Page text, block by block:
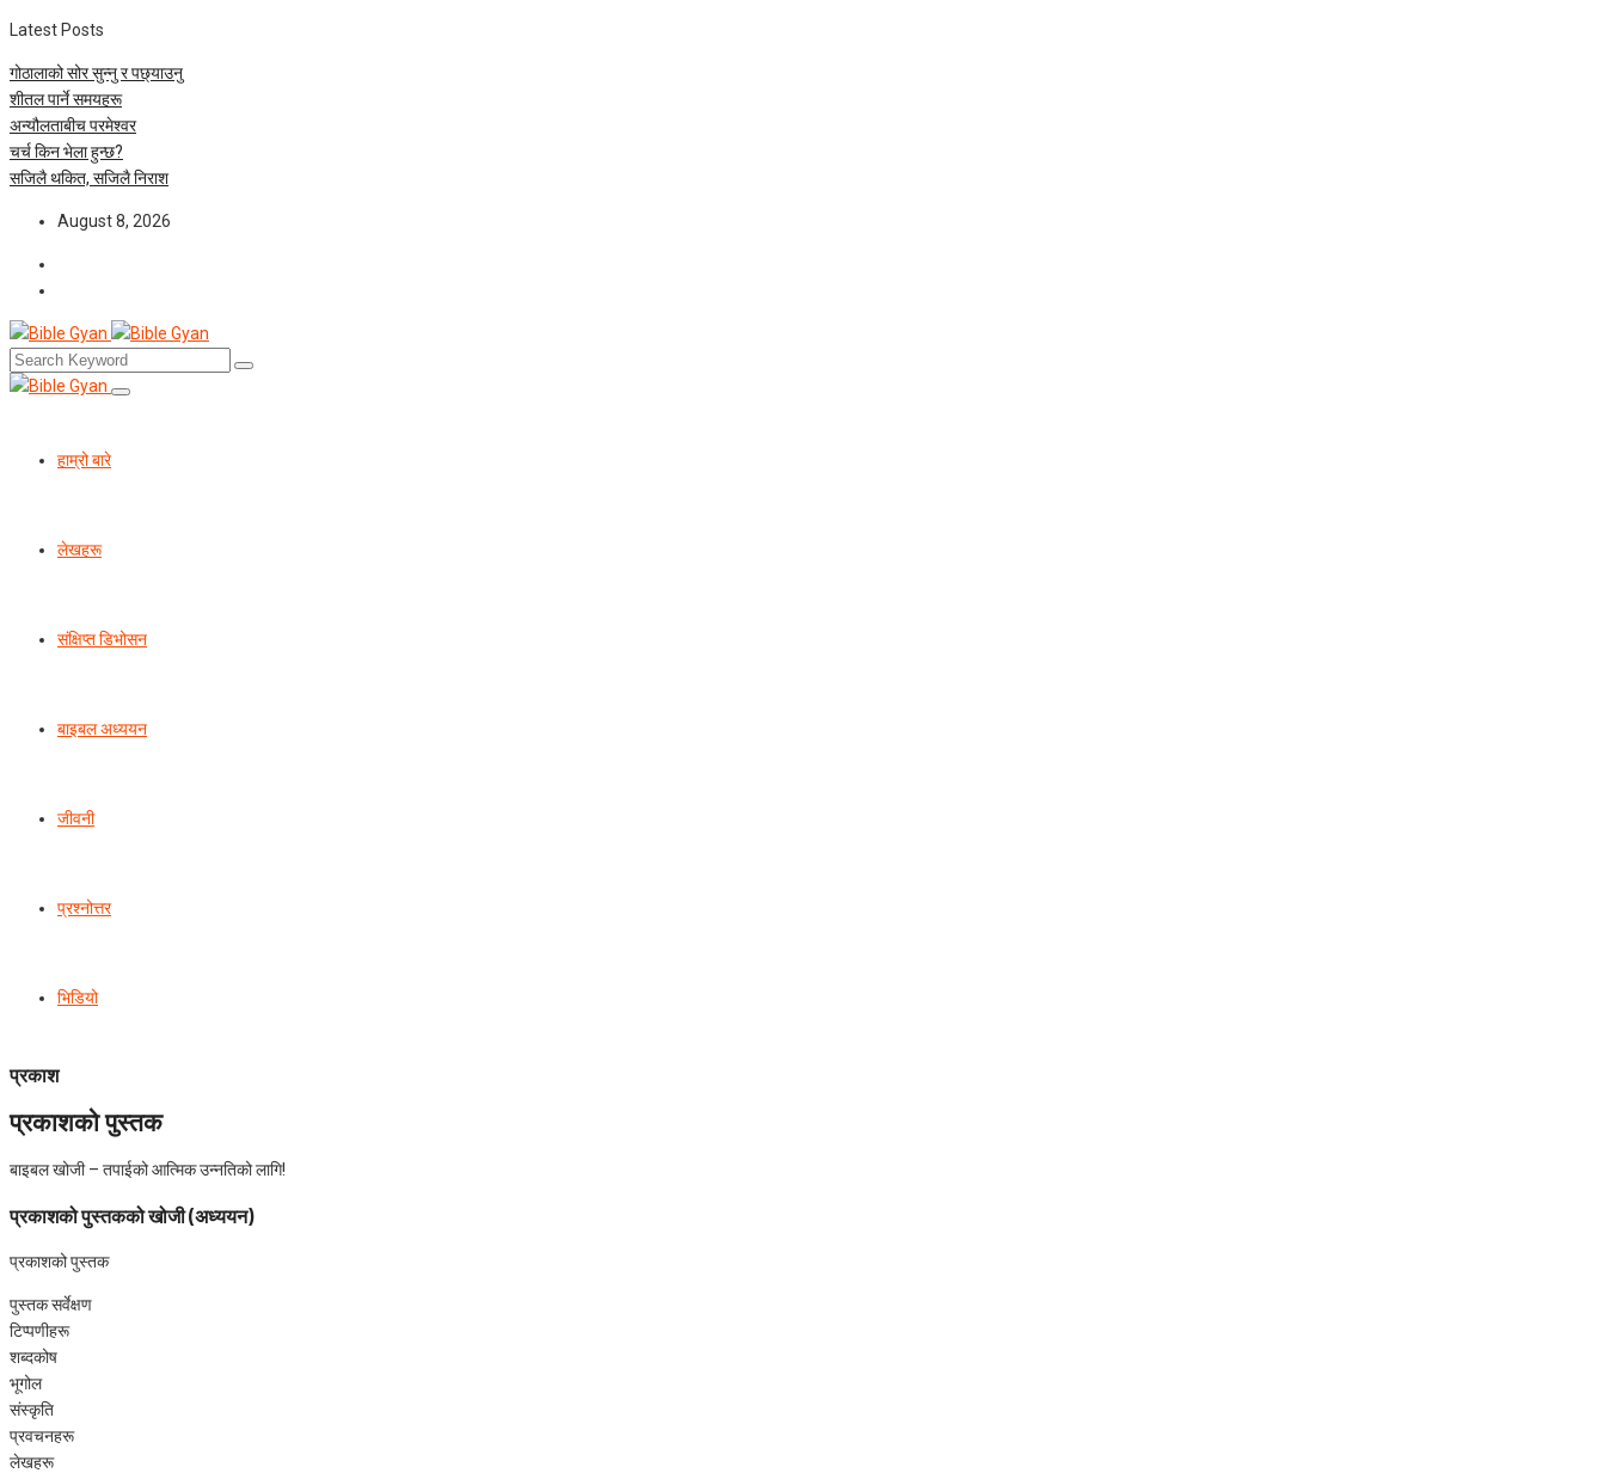
Latest Posts
गोठालाको सोर सुन्नु र पछ्याउनु
शीतल पार्ने समयहरू
अन्यौलताबीच परमेश्‍वर
चर्च किन भेला हुन्छ?
सजिलै थकित, सजिलै निराश
August 8, 2026
हाम्रो बारे
लेखहरू
संक्षिप्त डिभोसन
बाइबल अध्ययन
जीवनी
प्रश्‍नोत्तर
भिडियो
प्रकाश
प्रकाशको पुस्तक
बाइबल खोजी – तपाईको आत्मिक उन्‍नतिको लागि!
प्रकाशको पुस्तकको खोजी (अध्ययन)
प्रकाशको पुस्तक
पुस्तक सर्वेक्षण
टिप्पणीहरू
शब्दकोष
भूगोल
संस्कृति
प्रवचनहरू
लेखहरू